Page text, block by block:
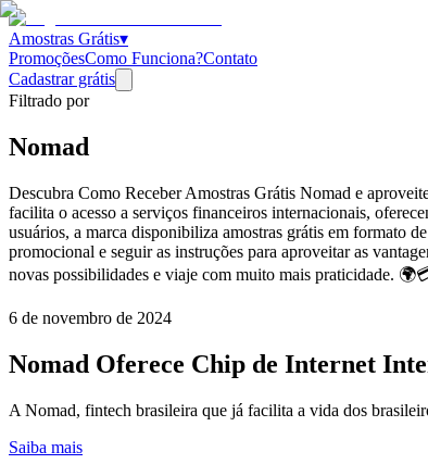
Amostras Grátis▾
PromoçõesComo Funciona?Contato
Cadastrar grátis
Filtrado por
Nomad
Descubra Como Receber Amostras Grátis Nomad e
facilita o acesso a serviços financeiros internacionais,
usuários, a marca disponibiliza amostras grátis em formato
promocional e seguir as instruções para aproveitar as
novas possibilidades e viaje com muito mais praticidade.
6 de novembro de 2024
Nomad Oferece Chip de Internet
A Nomad, fintech brasileira que já facilita a vida dos
Saiba mais